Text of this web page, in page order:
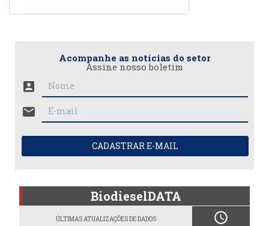
Acompanhe as notícias do setor
Assine nosso boletim
account_box
mail
CADASTRAR E-MAIL
BiodieselDATA
ÚLTIMAS ATUALIZAÇÕES DE DADOS schedule